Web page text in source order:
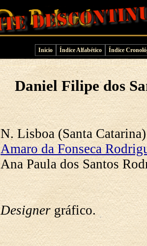
Início Índice Alfabético Índice
Daniel Filipe dos
N. Lisboa (Santa
Amaro da Fonseca
Ana Paula dos Santos
Designergráfico.